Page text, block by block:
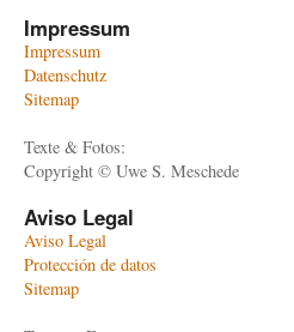
Impressum
Impressum
Datenschutz
Sitemap
Texte & Fotos:
Copyright © Uwe S. Meschede
Aviso Legal
Aviso Legal
Protección de datos
Sitemap